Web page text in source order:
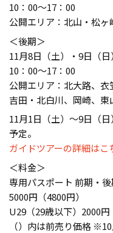
10：00〜17：00
公開エリア：北⼭・松
＜後期＞
11月8日（土）・9日（
10：00〜17：00
公開エリア：北⼤路、⾐
吉⽥・北⽩川、岡崎、東
11月1日（土）～9日（
予定。
ガイドツアーの詳細はこ
＜料金＞
専用パスポート 前期・
5000円（4800円）
U29（29歳以下）2000円
（）内は前売り価格